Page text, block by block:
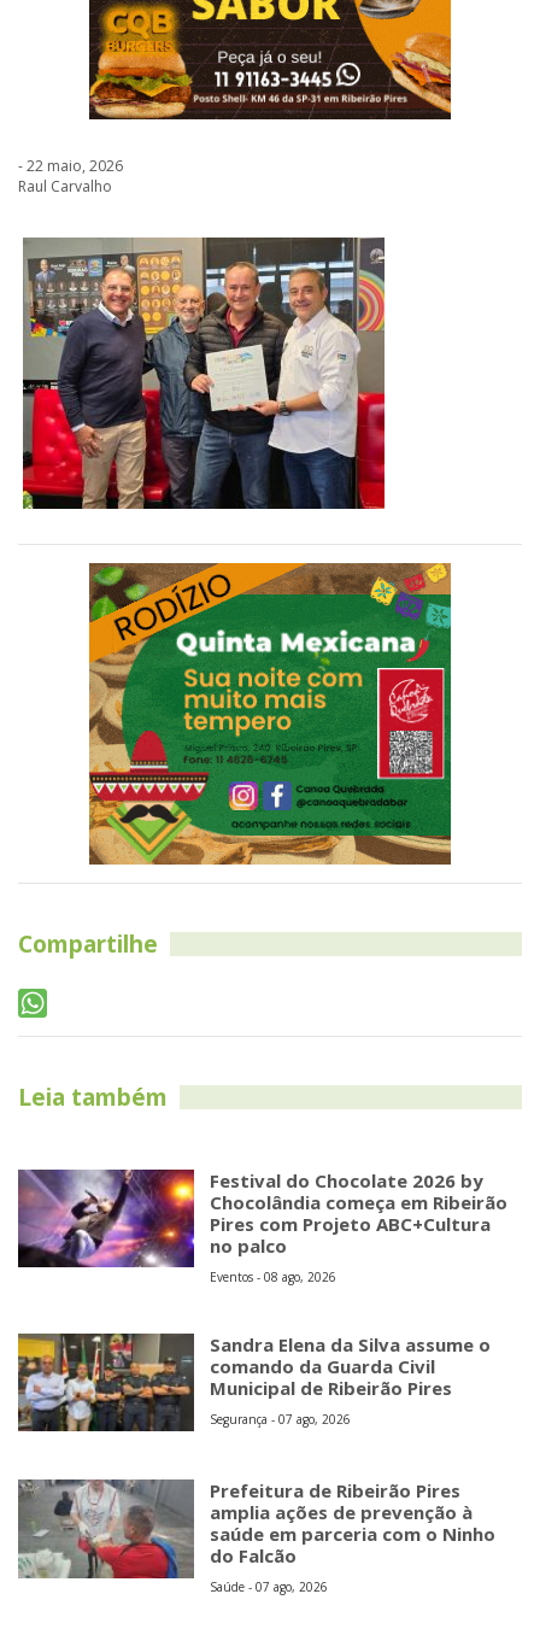
- 22 maio, 2026
Raul Carvalho
Compartilhe
Leia também
Festival do Chocolate 2026 by
Chocolândia começa em Ribeirão
Pires com Projeto ABC+Cultura
no palco
Eventos - 08 ago, 2026
Sandra Elena da Silva assume o
comando da Guarda Civil
Municipal de Ribeirão Pires
Segurança - 07 ago, 2026
Prefeitura de Ribeirão Pires
amplia ações de prevenção à
saúde em parceria com o Ninho
do Falcão
Saúde - 07 ago, 2026